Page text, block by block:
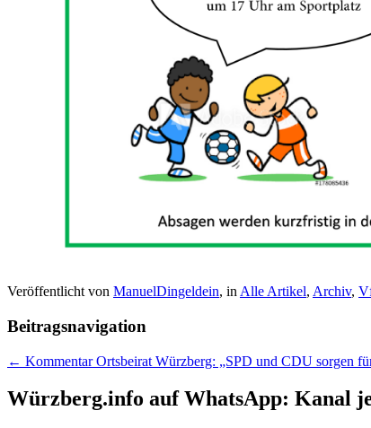
Veröffentlicht von ManuelDingeldein, in Alle Artikel, Archiv,
Beitragsnavigation
← Kommentar Ortsbeirat Würzberg: „SPD und CDU sorgen
Würzberg.info auf WhatsApp: Kanal